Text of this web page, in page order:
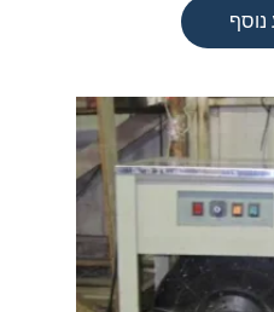
נוסף